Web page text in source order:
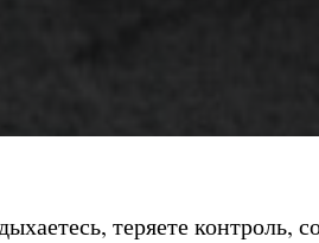
теряете контроль,